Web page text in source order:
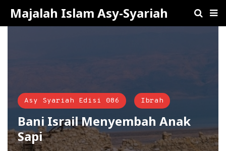
Majalah Islam Asy-Syariah
Asy Syariah Edisi 086 Ibrah
Bani Israil Menyembah Anak
Sapi